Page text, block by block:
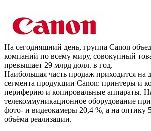
На сегодняшний день, группа Canon
компаний по всему миру, совокупный
превышает 29 млрд долл. в год.
Наибольшая часть продаж приходится на
сегмента продукции Canon: принтеры и
периферию и копировальные аппараты.
телекоммуникационное оборудование
фото- и видеокамеры 20,4 %, а на оптику
объёма реализации.